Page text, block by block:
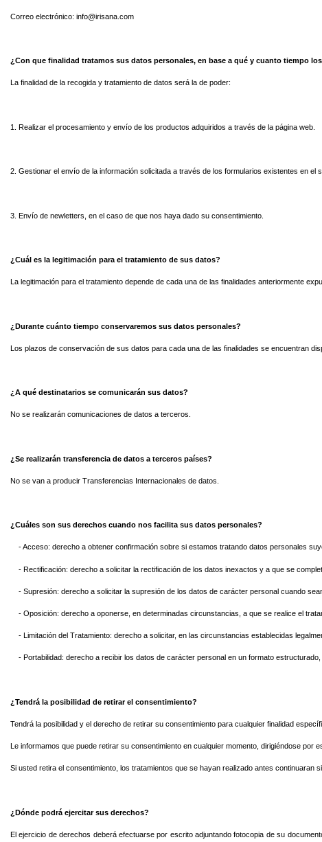
Correo electrónico: info@irisana.com
¿Con que finalidad tratamos sus datos personales, en base a qué y cuanto tiempo
La finalidad de la recogida y tratamiento de datos será la de poder:
1. Realizar el procesamiento y envío de los productos adquiridos a través de la página web.
2. Gestionar el envío de la información solicitada a través de los formularios existentes en el
3. Envío de newletters, en el caso de que nos haya dado su consentimiento.
¿Cuál es la legitimación para el tratamiento de sus datos?
La legitimación para el tratamiento depende de cada una de las finalidades anteriormente
¿Durante cuánto tiempo conservaremos sus datos personales?
Los plazos de conservación de sus datos para cada una de las finalidades se encuentran
¿A qué destinatarios se comunicarán sus datos?
No se realizarán comunicaciones de datos a terceros.
¿Se realizarán transferencia de datos a terceros países?
No se van a producir Transferencias Internacionales de datos.
¿Cuáles son sus derechos cuando nos facilita sus datos personales?
- Acceso: derecho a obtener confirmación sobre si estamos tratando datos personales
- Rectificación: derecho a solicitar la rectificación de los datos inexactos y a que se
- Supresión: derecho a solicitar la supresión de los datos de carácter personal cuando
- Oposición: derecho a oponerse, en determinadas circunstancias, a que se realice el
- Limitación del Tratamiento: derecho a solicitar, en las circunstancias establecidas
- Portabilidad: derecho a recibir los datos de carácter personal en un formato
¿Tendrá la posibilidad de retirar el consentimiento?
Tendrá la posibilidad y el derecho de retirar su consentimiento para cualquier finalidad
Le informamos que puede retirar su consentimiento en cualquier momento, dirigiéndose por
Si usted retira el consentimiento, los tratamientos que se hayan realizado antes continuaran
¿Dónde podrá ejercitar sus derechos?
El ejercicio de derechos deberá efectuarse por escrito adjuntando fotocopia de su